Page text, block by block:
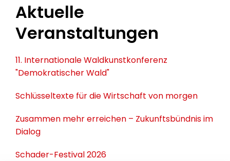
Aktuelle
Veranstaltungen
11. Internationale Waldkunstkonferenz
"Demokratischer Wald"
Schlüsseltexte für die Wirtschaft von morgen
Zusammen mehr erreichen – Zukunftsbündnis im
Dialog
Schader-Festival 2026